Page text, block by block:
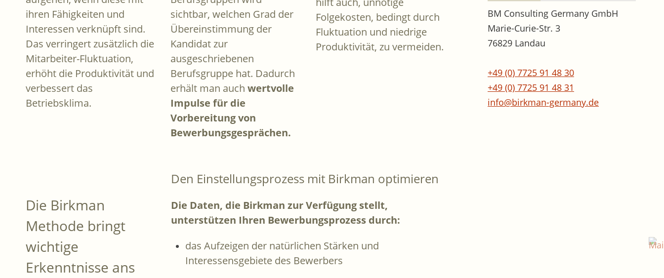
ihren Fähigkeiten und
Interessen verknüpft sind.
Das verringert zusätzlich die
Mitarbeiter-Fluktuation,
erhöht die Produktivität und
verbessert das
Betriebsklima.
sichtbar, welchen Grad der
Übereinstimmung der
Kandidat zur
ausgeschriebenen
Berufsgruppe hat. Dadurch
erhält man auchwertvolle
Impulse für die
Vorbereitung von
Bewerbungsgesprächen.
Folgekosten, bedingt durch
Fluktuation und niedrige
Produktivität, zu vermeiden.
Die Birkman
Methode bringt
wichtige
Erkenntnisse ans
Den Einstellungsprozess mit Birkman optimieren
Die Daten, die Birkman zur Verfügung stellt,
unterstützen Ihren Bewerbungsprozess durch:
das Aufzeigen der natürlichen Stärken und
Interessensgebiete des Bewerbers
BM Consulting Germany GmbH
Marie-Curie-Str. 3
76829 Landau
+49 (0) 7725 91 48 30
+49 (0) 7725 91 48 31
info@birkman-germany.de